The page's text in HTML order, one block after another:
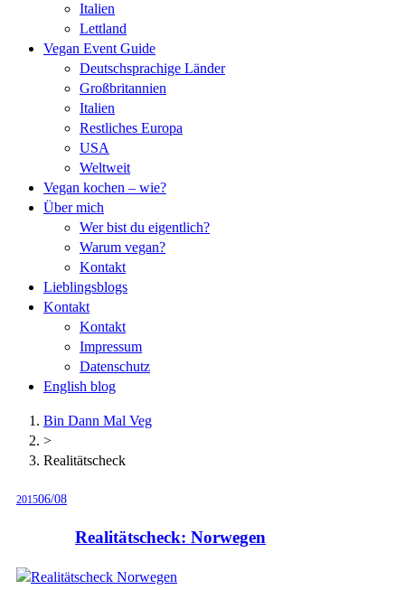
Italien
Lettland
Vegan Event Guide
Deutschsprachige Länder
Großbritannien
Italien
Restliches Europa
USA
Weltweit
Vegan kochen – wie?
Über mich
Wer bist du eigentlich?
Warum vegan?
Kontakt
Lieblingsblogs
Kontakt
Kontakt
Impressum
Datenschutz
English blog
Bin Dann Mal Veg
>
Realitätscheck
201506/08
Realitätscheck: Norwegen